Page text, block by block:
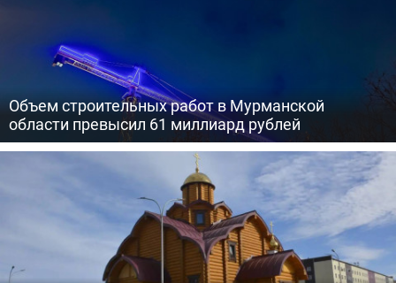
Объем строительных работ в Мурманской
области превысил 61 миллиард рублей